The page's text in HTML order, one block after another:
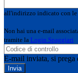
all'indirizzo indicato con le
Non hai una e-mail
tramite la Login Spaggiari
E-mail inviata, si prega